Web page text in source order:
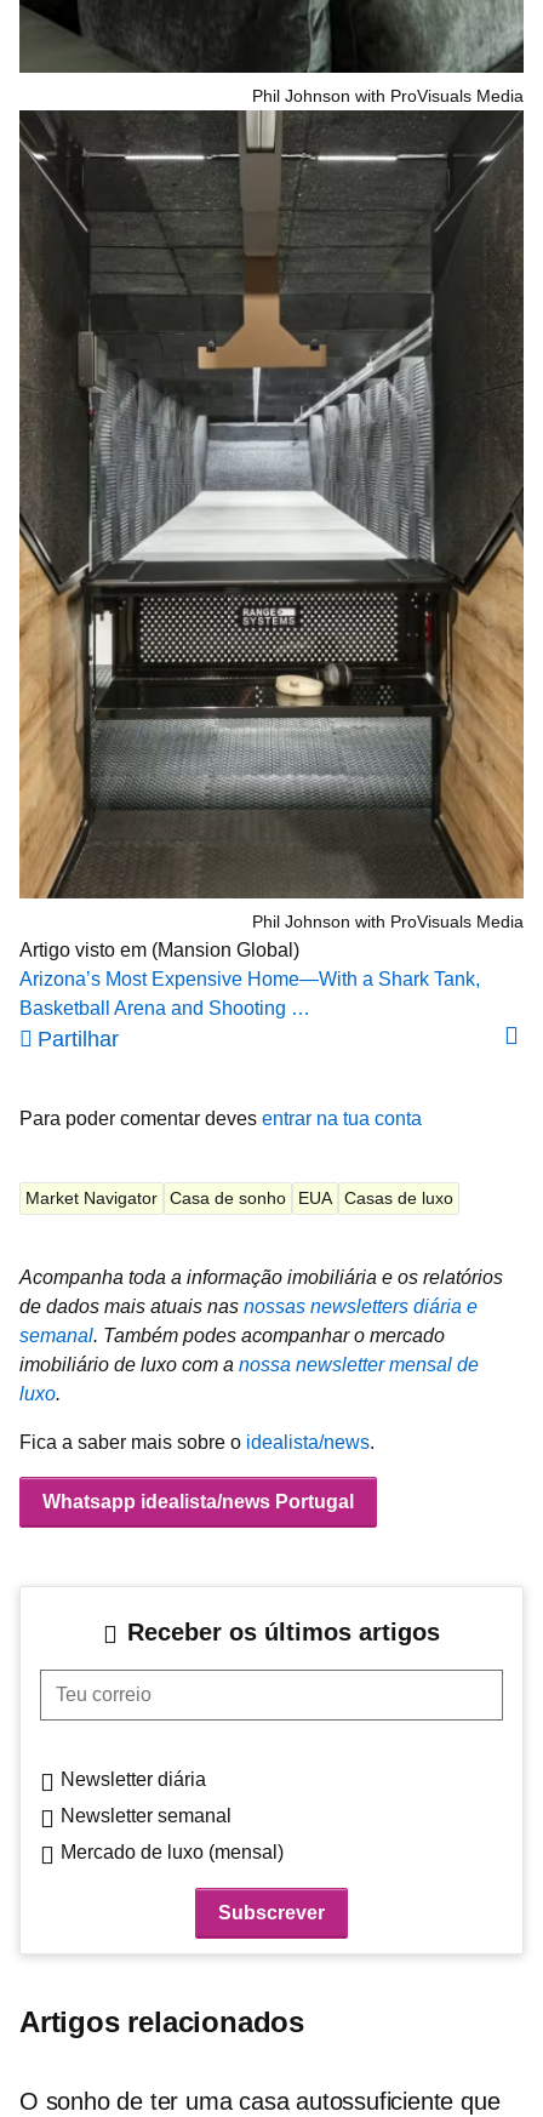
Phil Johnson with ProVisuals Media
Phil Johnson with ProVisuals Media
Artigo visto em (Mansion Global)
Arizona’s Most Expensive Home—With a Shark Tank,
Basketball Arena and Shooting …
Partilhar
Para poder comentar deves entrar na tua conta
Market Navigator Casa de sonho EUA Casas de luxo
Acompanha toda a informação imobiliária e os relatórios
de dados mais atuais nas nossas newsletters diária e
semanal. Também podes acompanhar o mercado
imobiliário de luxo com a nossa newsletter mensal de
luxo.
Fica a saber mais sobre o idealista/news.
Whatsapp idealista/news Portugal
Receber os últimos artigos
Teu correio
Newsletter diária
Newsletter semanal
Mercado de luxo (mensal)
Artigos relacionados
O sonho de ter uma casa autossuficiente que